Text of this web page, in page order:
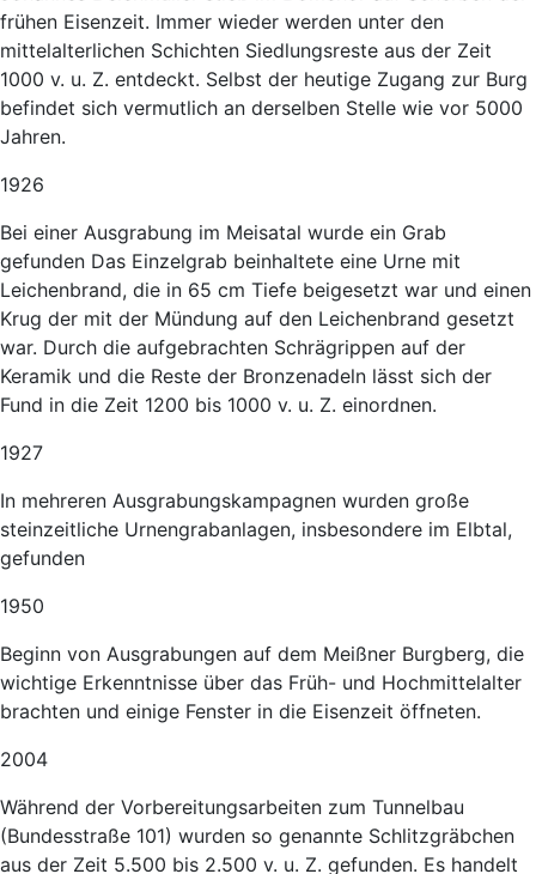
frühen Eisenzeit. Immer wieder werden unter den
mittelalterlichen Schichten Siedlungsreste aus der Zeit
1000 v. u. Z. entdeckt. Selbst der heutige Zugang zur Burg
befindet sich vermutlich an derselben Stelle wie vor 5000
Jahren.
1926
Bei einer Ausgrabung im Meisatal wurde ein Grab
gefunden Das Einzelgrab beinhaltete eine Urne mit
Leichenbrand, die in 65 cm Tiefe beigesetzt war und einen
Krug der mit der Mündung auf den Leichenbrand gesetzt
war. Durch die aufgebrachten Schrägrippen auf der
Keramik und die Reste der Bronzenadeln lässt sich der
Fund in die Zeit 1200 bis 1000 v. u. Z. einordnen.
1927
In mehreren Ausgrabungskampagnen wurden große
steinzeitliche Urnengrabanlagen, insbesondere im Elbtal,
gefunden
1950
Beginn von Ausgrabungen auf dem Meißner Burgberg, die
wichtige Erkenntnisse über das Früh- und Hochmittelalter
brachten und einige Fenster in die Eisenzeit öffneten.
2004
Während der Vorbereitungsarbeiten zum Tunnelbau
(Bundesstraße 101) wurden so genannte Schlitzgräbchen
aus der Zeit 5.500 bis 2.500 v. u. Z. gefunden. Es handelt